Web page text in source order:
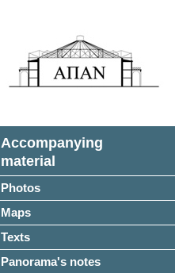
Accompanying
material
Photos
Maps
Texts
Panorama's notes